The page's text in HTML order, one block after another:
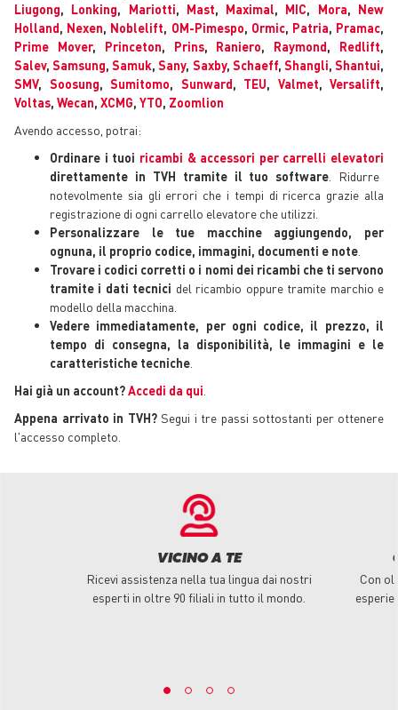
Liugong, Lonking, Mariotti, Mast, Maximal, MIC, Mora, New
Holland, Nexen, Noblelift, OM-Pimespo, Ormic, Patria, Pramac,
Prime Mover, Princeton, Prins, Raniero, Raymond, Redlift,
Salev,Samsung,Samuk,Sany, Saxby, Schaeff, Shangli,Shantui,
SMV, Soosung, Sumitomo, Sunward, TEU, Valmet, Versalift,
Voltas, Wecan, XCMG, YTO, Zoomlion
Avendo accesso, potrai:
Ordinare i tuoi ricambi & accessori per carrelli elevatori
direttamente in TVH tramite il tuo software . Ridurre
notevolmente sia gli errori che i tempi di ricerca grazie alla
registrazione di ogni carrello elevatore che utilizzi.
Personalizzare le tue macchine aggiungendo, per
ognuna, il proprio codice, immagini, documenti e note
Trovare i codici corretti o i nomi dei ricambi che ti servono
tramite i dati tecnici del ricambio oppure tramite marchio e
modello della macchina.
Vedere immediatamente, per ogni codice, il prezzo, il
tempo di consegna, la disponibilità, le immagini e le
caratteristiche tecniche
Hai già un account?Accedi da qui
Appena arrivato in TVH?Segui i tre passi sottostanti per ottenere
l'accesso completo.
VICINO A TE
Ricevi assistenza nella tua lingua dai nostri
esperti in oltre 90 filiali in tutto il mondo.
Con